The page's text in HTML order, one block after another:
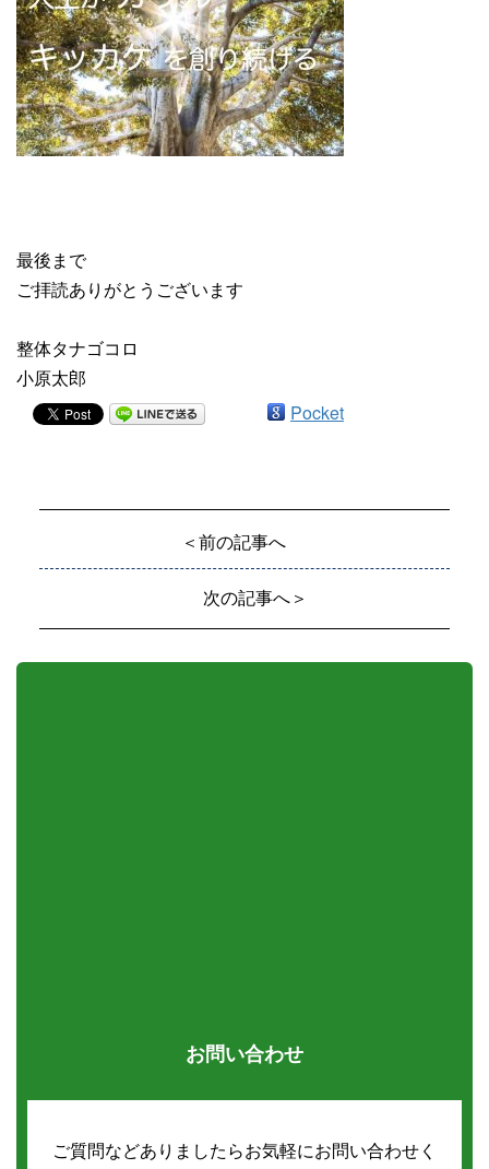
最後まで
ご拝読ありがとうございます
整体タナゴコロ
小原太郎
Pocket
＜前の記事へ
次の記事へ＞
お問い合わせ
ご質問などありましたらお気軽にお問い合わせく